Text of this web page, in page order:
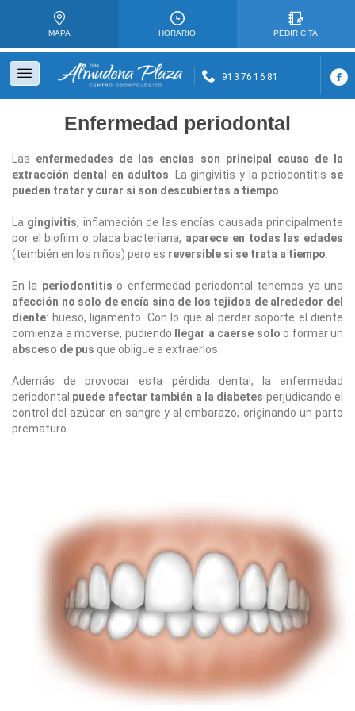
913 76 16 81
DÓNDE ESTAMOS
TESTIMONIOS
CONTACTO
PIDE UNA CITA
MAPA HORARIO PEDIR CITA
Enfermedad periodontal
Las enfermedades de las encías son principal causa de la
extracción dental en adultos . La gingivitis y la periodontitis se
pueden tratar y curar si son descubiertas a tiempo
La gingivitis, inflamación de las encías causada principalmente
por el biofilm o placa bacteriana, aparece en todas las edades
(tembién en los niños) pero es reversible si se trata a tiempo
En la periodontitis o enfermedad periodontal tenemos ya una
afección no solo de encía sino de los tejidos de alrededor del
diente: hueso, ligamento. Con lo que al perder soporte el diente
comienza a moverse, pudiendo
llegar a caerse solo o formar un
absceso de pus que obligue a extraerlos.
Además de provocar esta pérdida dental, la enfermedad
periodontal puede afectar también a la diabetes perjudicando el
control del azúcar en sangre y al embarazo, originando un parto
prematuro.